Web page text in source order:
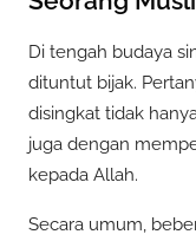
Di tengah budaya
dituntut bijak.
disingkat tidak
juga dengan
kepada Allah.
Secara umum,